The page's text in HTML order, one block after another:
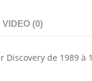
VIDEO (0)
Discovery de 1989